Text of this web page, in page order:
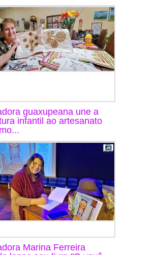
guaxupeana une a
infantil ao artesanato
Marina Ferreira